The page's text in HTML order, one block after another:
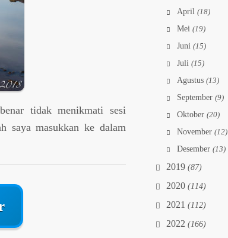
tidak menikmati sesi
saya masukkan ke dalam
April(18)
Mei(19)
Juni(15)
Juli(15)
Agustus(13)
September(9)
Oktober(20)
November(12)
Desember(13)
2019(87)
2020(114)
2021(112)
2022(166)